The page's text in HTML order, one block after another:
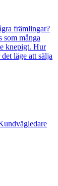
främlingar?
som många
knepigt. Hur
läge att sälja